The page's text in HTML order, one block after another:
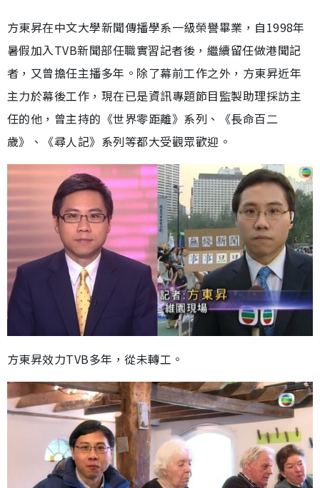
方東昇在中文大學新聞傳播學系一級榮譽畢業，自1998年
暑假加入TVB新聞部任職實習記者後，繼續留任做港聞記
者，又曾擔任主播多年。除了幕前工作之外，方東昇近年
主力於幕後工作，現在已是資訊專題節目監製助理採訪主
任的他，曾主持的《世界零距離》系列、《長命百二
歲》、《尋人記》系列等都大受觀眾歡迎。
方東昇效力TVB多年，從未轉工。